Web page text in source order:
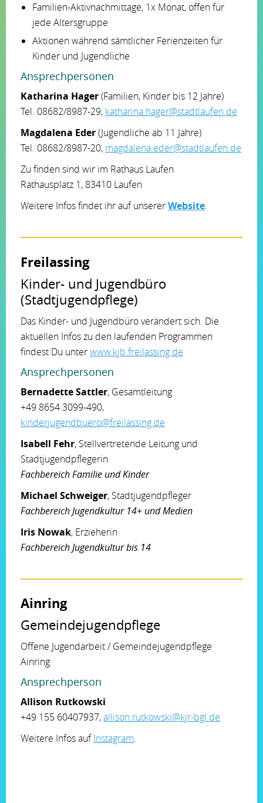
Familien-Aktivnachmittage, 1x Monat, offen für
jede Altersgruppe
Aktionen während sämtlicher Ferienzeiten für
Kinder und Jugendliche
Ansprechpersonen
Katharina Hager(Familien, Kinder bis 12 Jahre)
Tel. 08682/8987-29, katharina.hager@stadtlaufen.de
Magdalena Eder(Jugendliche ab 11 Jahre)
Tel. 08682/8987-20, magdalena.eder@stadtlaufen.de
Zu finden sind wir im Rathaus Laufen
Rathausplatz 1, 83410 Laufen
Weitere Infos findet ihr auf unsererWebsite.
Freilassing
Kinder- und Jugendbüro
(Stadtjugendpflege)
Das Kinder- und Jugendbüro verändert sich. Die
aktuellen Infos zu den laufenden Programmen
findest Du unterwww.kjb.freilassing.de
Ansprechpersonen
Bernadette Sattler, Gesamtleitung
+49 8654 3099-490,
kinderjugendbuero@freilassing.de
Isabell Fehr, Stellvertretende Leitung und
Stadtjugendpflegerin
Fachbereich Familie und Kinder
Michael Schweiger, Stadtjugendpfleger
Fachbereich Jugendkultur 14+ und Medien
Iris Nowak, Erzieherin
Fachbereich Jugendkultur bis 14
Ainring
Gemeindejugendpflege
Offene Jugendarbeit / Gemeindejugendpflege
Ainring
Ansprechperson
Allison Rutkowski
+49 155 60407937,allison.rutkowski@kjr-bgl.de
Weitere Infos aufInstagram.